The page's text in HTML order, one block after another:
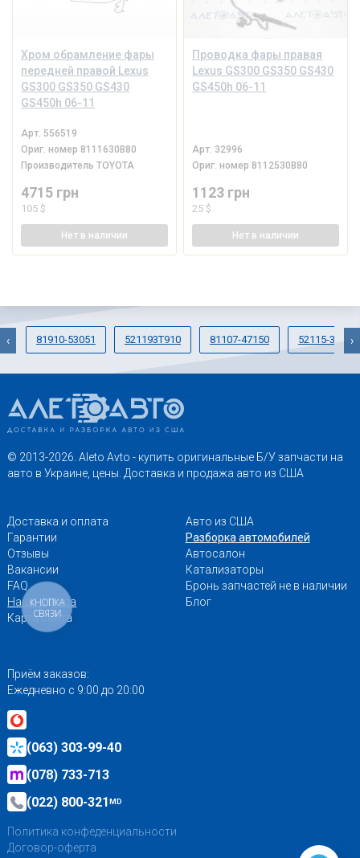
Хром обрамление фары
передней правой Lexus
GS300 GS350 GS430
GS450h 06-11
Арт. 556519
Ориг. номер 8111630B80
ПроизводительTOYOTA
4715 грн
105 $
Нет в наличии
Проводка фары правая
Lexus GS300 GS350 GS430
GS450h 06-11
Арт. 32996
Ориг. номер 8112530B80
1123 грн
25 $
Нет в наличии
81910-53051 521193T910 81107-47150 52115-33090
‹ ›
© 2013-2026. Aleto Avto - купить оригинальные Б/У запчасти на
авто в Украине, цены. Доставка и продажа авто из США
Доставка и оплата
Гарантии
Отзывы
Вакансии
FAQ
Наши адреса
Карта сайта
Авто из США
Разборка автомобилей
Автосалон
Катализаторы
Бронь запчастей не в наличии
Блог
Приём заказов:
Ежедневно с 9:00 до 20:00
(063) 303-99-40
(078) 733-713
(022) 800-321MD
Политика конфеденциальности
Договор-оферта
КНОПКА
СВЯЗИ